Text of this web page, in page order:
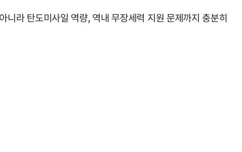
라 탄도미사일 역량, 역내 무장세력 지원 문제까지 충분히